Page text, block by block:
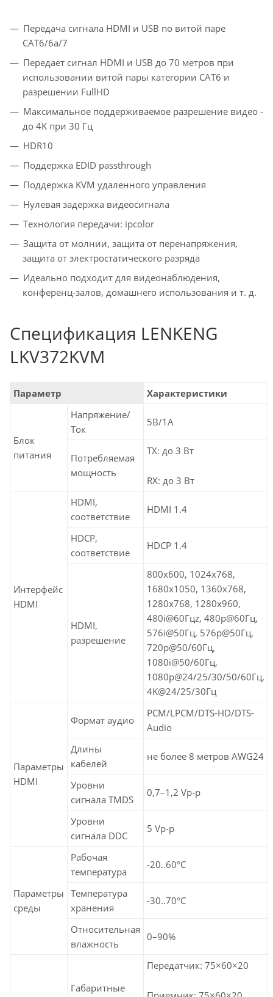
Передача сигнала HDMI и USB по витой паре
CAT6/6a/7
Передает сигнал HDMI и USB до 70 метров при
использовании витой пары категории CAT6 и
разрешении FullHD
Максимальное поддерживаемое разрешение видео -
до 4K при 30 Гц
HDR10
Поддержка EDID passthrough
Поддержка KVM удаленного управления
Нулевая задержка видеосигнала
Технология передачи: ipcolor
Защита от молнии, защита от перенапряжения,
защита от электростатического разряда
Идеально подходит для видеонаблюдения,
конференц-залов, домашнего использования и т. д.
Спецификация LENKENG
LKV372KVM
Параметр Характеристики
Блок
питания
Напряжение/
Ток
5В/1А
Потребляемая
мощность
TX: до 3 Вт
RX: до 3 Вт
Интерфейс
HDMI
HDMI,
соответствие
HDMI 1.4
HDCP,
соответствие
HDCP 1.4
HDMI,
разрешение
800x600, 1024x768,
1680x1050, 1360x768,
1280x768, 1280x960,
480i@60Гцz, 480p@60Гц,
576i@50Гц, 576p@50Гц,
720p@50/60Гц,
1080i@50/60Гц,
1080p@24/25/30/50/60Гц,
4K@24/25/30Гц
Параметры
HDMI
Формат аудио
PCM/LPCM/DTS-HD/DTS-
Audio
Длины
кабелей
не более 8 метров AWG24
Уровни
сигнала TMDS
0,7–1,2 Vp-p
Уровни
сигнала DDC
5 Vp-p
Параметры
среды
Рабочая
температура
-20..60°C
Температура
хранения
-30..70°C
Относительная
влажность
0–90%
Габаритные
Передатчик: 75×60×20